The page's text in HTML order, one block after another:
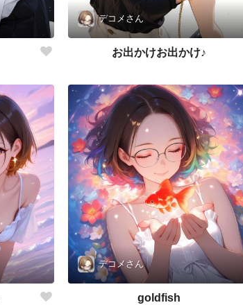
デコメさん
お出かけお出かけ♪
デコメさん
goldfish